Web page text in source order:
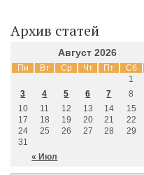
Архив статей
Август 2026
Пн Вт Ср Чт Пт Сб
« Июл
1
3
4 5 6 7 8
10
11 12 13 14 15
17
18 19 20 21 22
24
25 26 27 28 29
31